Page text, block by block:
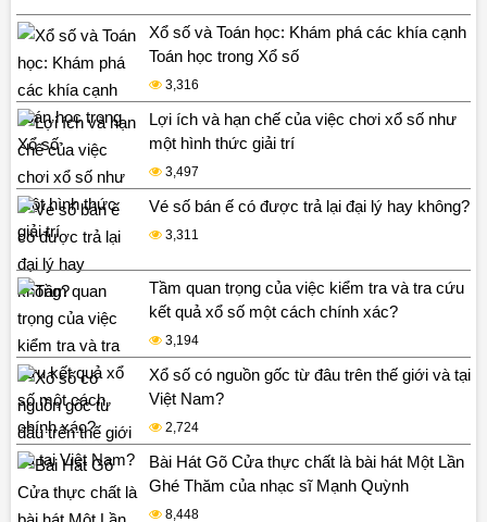
Xổ số và Toán học: Khám phá các khía cạnh
Toán học trong Xổ số
3,316
Lợi ích và hạn chế của việc chơi xổ số như
một hình thức giải trí
3,497
Vé số bán ế có được trả lại đại lý hay không?
3,311
Tầm quan trọng của việc kiểm tra và tra cứu
kết quả xổ số một cách chính xác?
3,194
Xổ số có nguồn gốc từ đâu trên thế giới và tại
Việt Nam?
2,724
Bài Hát Gõ Cửa thực chất là bài hát Một Lần
Ghé Thăm của nhạc sĩ Mạnh Quỳnh
8,448